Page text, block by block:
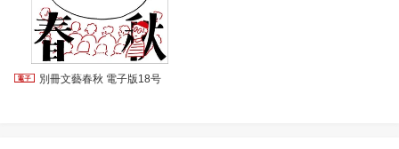
別冊文藝春秋 電子版18号